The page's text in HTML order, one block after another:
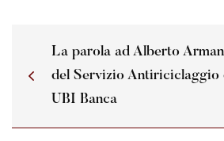
La parola ad Alberto
del Servizio Antiriciclaggio
UBI Banca